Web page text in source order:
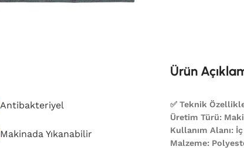
Antibakteriyel
Makinada Yıkanabilir
Ürün
✅ Teknik
Üretim Türü:
Kullanım Alanı:
Malzeme: